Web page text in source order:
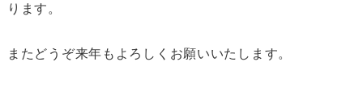
ります。
またどうぞ来年もよろしくお願いいたします。